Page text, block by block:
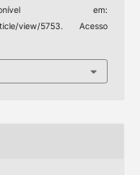
em:
view/5753. Acesso